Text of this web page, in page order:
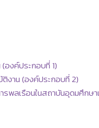
องค์ประกอบที่ 1)
งาน (องค์ประกอบที่ 2)
รพลเรือนในสถาบันอุดมศึกษ